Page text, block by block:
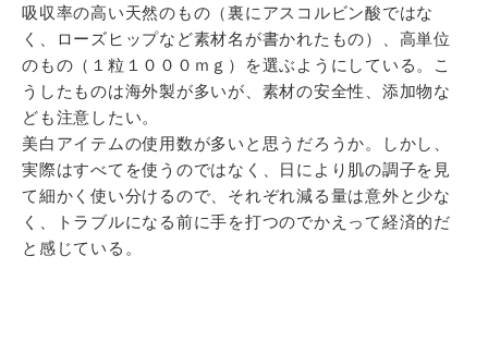
吸収率の高い天然のもの（裏にアスコルビン酸ではな
く、ローズヒップなど素材名が書かれたもの）、高単位
のもの（１粒１０００ｍｇ）を選ぶようにしている。こ
うしたものは海外製が多いが、素材の安全性、添加物な
ども注意したい。
美白アイテムの使用数が多いと思うだろうか。しかし、
実際はすべてを使うのではなく、日により肌の調子を見
て細かく使い分けるので、それぞれ減る量は意外と少な
く、トラブルになる前に手を打つのでかえって経済的だ
と感じている。